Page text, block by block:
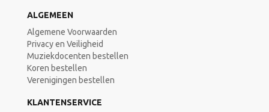
ALGEMEEN
Algemene Voorwaarden
Privacy en Veiligheid
Muziekdocenten bestellen
Koren bestellen
Verenigingen bestellen
KLANTENSERVICE